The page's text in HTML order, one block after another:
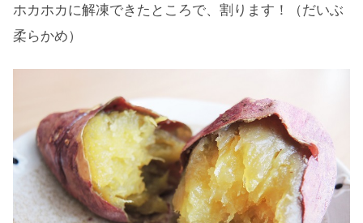
ホカホカに解凍できたところで、割ります！（だいぶ
柔らかめ）